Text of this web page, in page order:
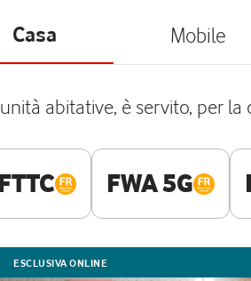
Casa Mobile
abitative, è servito, per
FTTC FWA 5G
ESCLUSIVA ONLINE